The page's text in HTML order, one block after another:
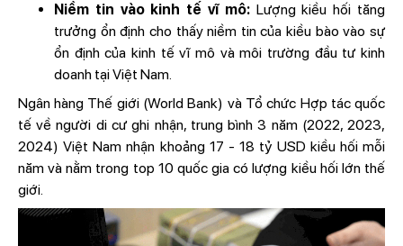
Niềm tin vào kinh tế vĩ mô:Lượng kiều hối tăng
trưởng ổn định cho thấy niềm tin của kiều bào vào sự
ổn định của kinh tế vĩ mô và môi trường đầu tư kinh
doanh tại Việt Nam.
Ngân hàng Thế giới (World Bank) và Tổ chức Hợp tác quốc
tế về người di cư ghi nhận, trung bình 3 năm (2022, 2023,
2024) Việt Nam nhận khoảng 17 - 18 tỷ USD kiều hối mỗi
năm và nằm trong top 10 quốc gia có lượng kiều hối lớn thế
giới.